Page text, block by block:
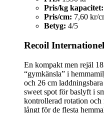
Pris/kg kapacitet:
Pris/cm: 7,60 kr/
Betyg: 4/5
Recoil
En kompakt men rejäl
“gymkänsla” i
och 26 cm
sweet spot för baslyft i
kontrollerad rotation och
långt för de flesta